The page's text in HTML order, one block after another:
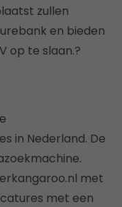
zullen
en bieden
op te slaan.?
in Nederland. De
met
met een